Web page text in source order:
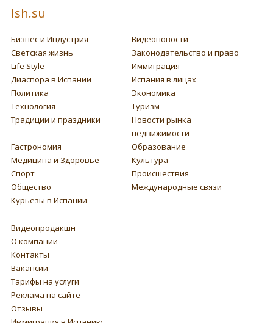
Ish.su
Бизнес и Индустрия
Видеоновости
Светская жизнь
Законодательство и право
Life Style
Иммиграция
Диаспора в Испании
Испания в лицах
Политика
Экономика
Технология
Туризм
Традиции и праздники
Новости рынка
недвижимости
Гастрономия
Образование
Медицина и Здоровье
Культура
Спорт
Происшествия
Общество
Международные связи
Курьезы в Испании
Видеопродакшн
О компании
Контакты
Вакансии
Тарифы на услуги
Реклама на сайте
Отзывы